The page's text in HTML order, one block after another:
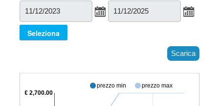
Scarica
prezzo min prezzo max
€ 2,700.00